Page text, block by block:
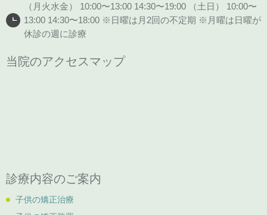
（月火水金） 10:00〜13:00 14:30〜19:00 （土日） 10:00〜
13:00 14:30〜18:00 ※日曜は月2回の不定期 ※月曜は日曜が
休診の週に診療
当院のアクセスマップ
診療内容のご案内
子供の矯正治療